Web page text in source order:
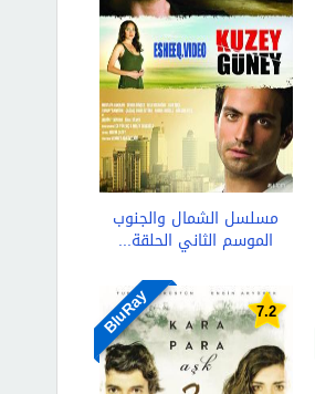
مسلسل الشمال والجنوب
الموسم الثاني الحلقة...
7.2
BluRay